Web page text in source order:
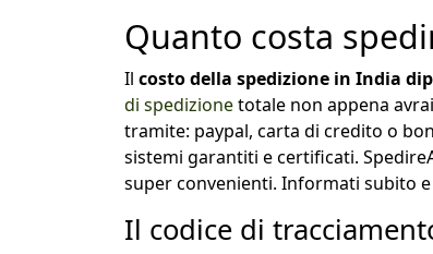
Quanto costa
Il costo della spedizione in India
di spedizionetotale non appena
tramite: paypal, carta di credito o
sistemi garantiti e certificati.
super convenienti. Informati subito
Il codice di